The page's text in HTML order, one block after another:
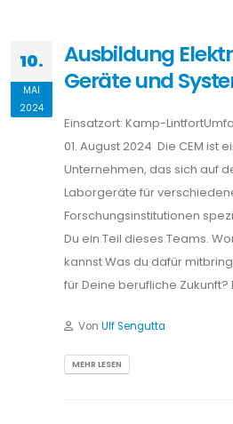
10.
MAI
2024
Ausbildung
Geräte und
Einsatzort: Kamp-
01. August 2024 Die CEM ist
Unternehmen, das sich auf
Laborgeräte für
Forschungsinstitutionen
Du ein Teil dieses Teams.
kannst Was du dafür
für Deine berufliche Zukunft?
Von Ulf Sengutta
MEHR LESEN